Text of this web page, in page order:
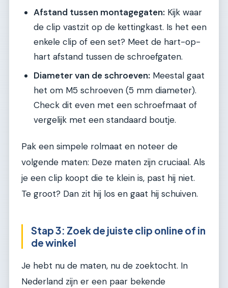
Afstand tussen montagegaten: Kijk waar
de clip vastzit op de kettingkast. Is het een
enkele clip of een set? Meet de hart-op-
hart afstand tussen de schroefgaten.
Diameter van de schroeven: Meestal gaat
het om M5 schroeven (5 mm diameter).
Check dit even met een schroefmaat of
vergelijk met een standaard boutje.
Pak een simpele rolmaat en noteer de
volgende maten: Deze maten zijn cruciaal. Als
je een clip koopt die te klein is, past hij niet.
Te groot? Dan zit hij los en gaat hij schuiven.
Stap 3: Zoek de juiste clip online of in
de winkel
Je hebt nu de maten, nu de zoektocht. In
Nederland zijn er een paar bekende